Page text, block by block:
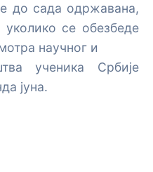
до сада одржавана,
се обезбеде
научног и
ученика Србије
јуна.